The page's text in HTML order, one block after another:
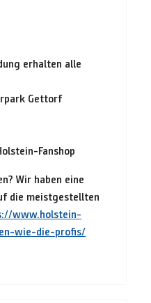
erhalten alle
Gettorf
Fanshop
Wir haben eine
die meistgestellten
www.holstein-
wie-die-profis/